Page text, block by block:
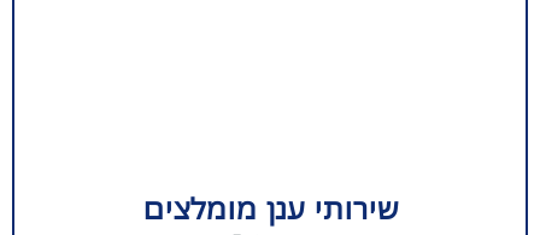
שירותי ענן מומלצים